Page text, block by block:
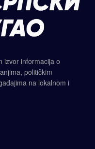
izvor informacija o
političkim
na lokalnom i